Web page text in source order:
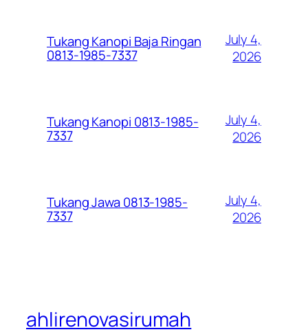
Tukang Kanopi Baja Ringan
0813-1985-7337
July 4,
2026
Tukang Kanopi 0813-1985-
7337
July 4,
2026
Tukang Jawa 0813-1985-
7337
July 4,
2026
ahlirenovasirumah